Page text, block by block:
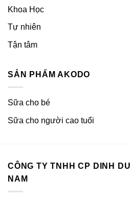
Khoa Học
Tự nhiên
Tận tâm
SẢN PHẨM AKODO
Sữa cho bé
Sữa cho người cao tuổi
CÔNG TY TNHH CP DINH
NAM